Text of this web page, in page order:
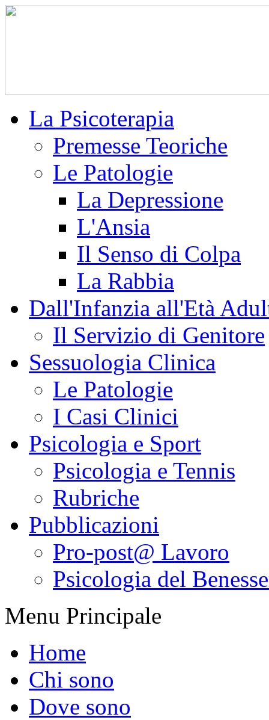
La Psicoterapia
Premesse Teoriche
Le Patologie
La Depressione
L'Ansia
Il Senso di Colpa
La Rabbia
Dall'Infanzia all'Età
Il Servizio di Genitore
Sessuologia Clinica
Le Patologie
I Casi Clinici
Psicologia e Sport
Psicologia e Tennis
Rubriche
Pubblicazioni
Pro-post@ Lavoro
Psicologia del
Menu Principale
Home
Chi sono
Dove sono